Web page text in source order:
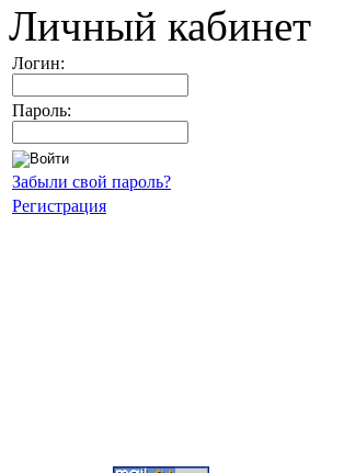
Личный кабинет
Логин:
Пароль:
Забыли свой пароль?
Регистрация